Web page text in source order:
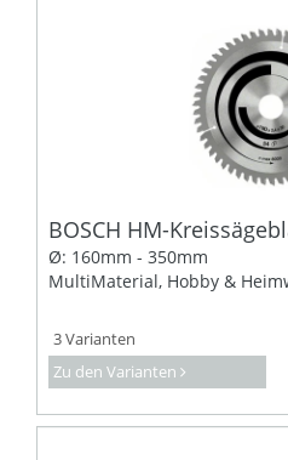
BOSCH HM-
Ø: 160mm - 350mm
MultiMaterial, Hobby &
3 Varianten
Zu den Varianten